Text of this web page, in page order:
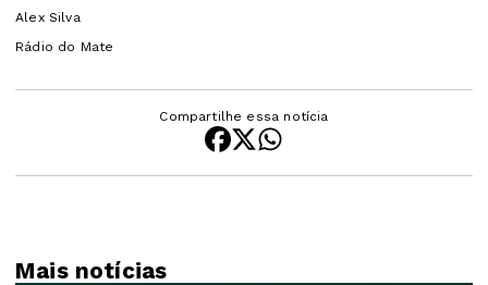
Alex Silva
Rádio do Mate
Compartilhe essa notícia
Mais notícias